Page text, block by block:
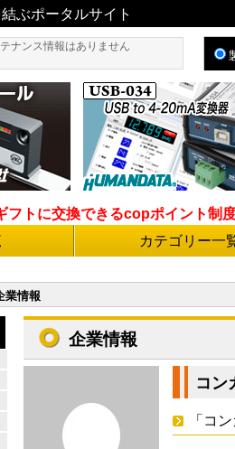
ぶポータルサイト
ナンス情報はありません
フトに交換できるcopポイント制
カテゴリー一
業情報
企業情報
コン
「コ